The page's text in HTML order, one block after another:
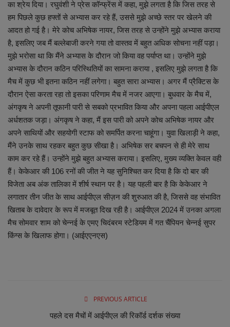
व्यापार
शिक्षा एवं रोजगार
धर्म एवं ज्योतिष
का श्रेय दिया। रघुवंशी ने प्रेस कॉन्फ्रेंस में कहा, मुझे लगता है कि जिस तरह से
हम पिछले कुछ हफ्तों से अभ्यास कर रहे हैं, उससे मुझे अच्छे स्तर पर खेलने की
आदत हो गई है। मेरे कोच अभिषेक नायर, जिस तरह से उन्होंने मुझे अभ्यास कराया
है, इसलिए जब मैं बल्लेबाजी करने गया तो वास्तव में बहुत अधिक सोचना नहीं पड़ा।
मुझे भरोसा था कि मैंने अभ्यास के दौरान जो किया वह पर्याप्त था। उन्होंने मुझे
अभ्यास के दौरान कठिन परिस्थितियों का सामना कराया , इसलिए मुझे लगता है कि
मैच में कुछ भी इतना कठिन नहीं लगेगा। बहुत सारा अभ्यास। अगर मैं प्रैक्टिस के
दौरान ऐसा करता रहा तो इसका परिणाम मैच में नजर आएगा। बुधवार के मैच में,
अंगकृष ने अपनी तूफानी पारी से सबको प्रभावित किया और अपना पहला आईपीएल
अर्धशतक जड़ा। अंगकृष ने कहा, मैं इस पारी को अपने कोच अभिषेक नायर और
अपने साथियों और सहयोगी स्टाफ को समर्पित करना चाहूंगा। युवा खिलाड़ी ने कहा,
मैंने उनके साथ रहकर बहुत कुछ सीखा है। अभिषेक सर बचपन से ही मेरे साथ
काम कर रहे हैं। उन्होंने मुझे बहुत अभ्यास कराया। इसलिए, मुख्य व्यक्ति केवल वही
हैं। केकेआर की 106 रनों की जीत ने यह सुनिश्चित कर दिया है कि दो बार की
विजेता अब अंक तालिका में शीर्ष स्थान पर है। यह पहली बार है कि केकेआर ने
लगातार तीन जीत के साथ आईपीएल सीज़न की शुरुआत की है, जिससे वह संभावित
खिताब के दावेदार के रूप में मजबूत दिख रही है। आईपीएल 2024 में उनका अगला
मैच सोमवार शाम को चेन्नई के एमए चिदंबरम स्टेडियम में गत चैंपियन चेन्नई सुपर
किंग्स के खिलाफ होगा। (आईएएनएस)
PREVIOUS ARTICLE
पहले दस मैचों में आईपीएल की रिकॉर्ड दर्शक संख्या